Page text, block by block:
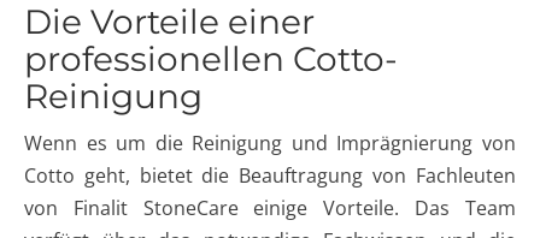
Die Vorteile einer
professionellen Cotto-
Reinigung
Wenn es um die Reinigung und Imprägnierung von
Cotto geht, bietet die Beauftragung von Fachleuten
von Finalit StoneCare einige Vorteile. Das Team